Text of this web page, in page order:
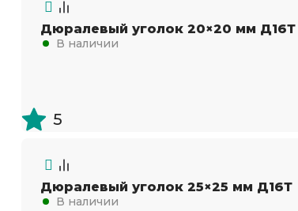
Дюралевый уголок 20×20 мм Д16Т
В наличии
5
Дюралевый уголок 25×25 мм Д16Т
В наличии